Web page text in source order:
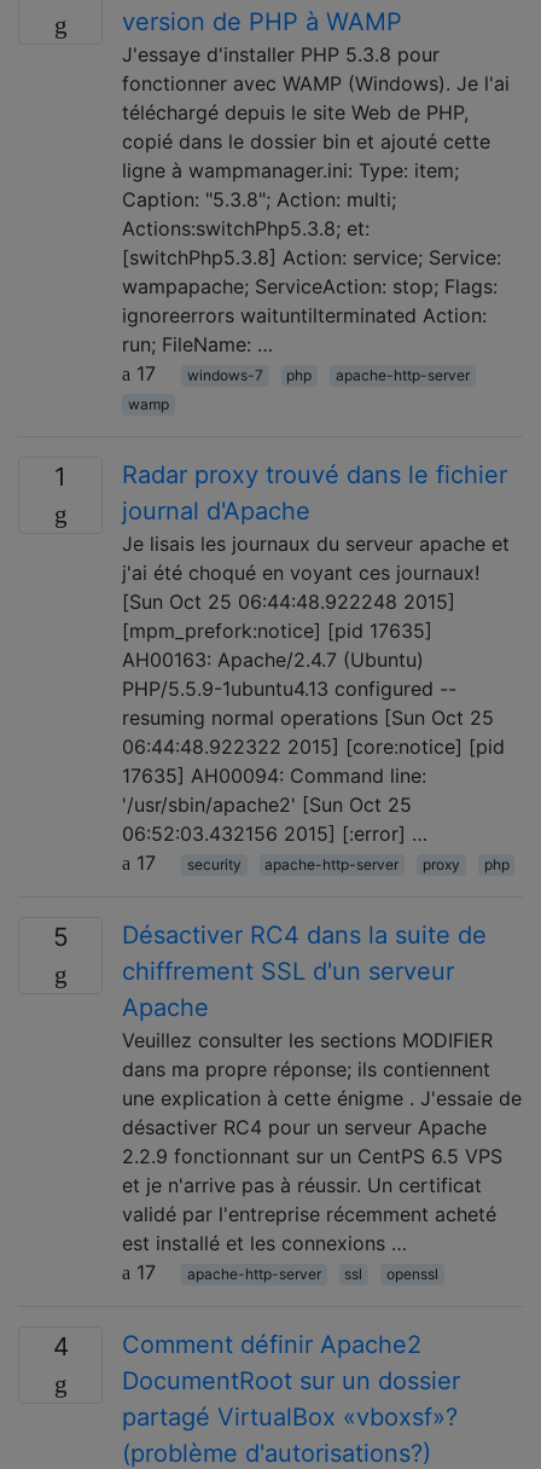
version de PHP à WAMP
J'essaye d'installer PHP 5.3.8 pour
fonctionner avec WAMP (Windows). Je l'ai
téléchargé depuis le site Web de PHP,
copié dans le dossier bin et ajouté cette
ligne à wampmanager.ini: Type: item;
Caption: "5.3.8"; Action: multi;
Actions:switchPhp5.3.8; et:
[switchPhp5.3.8] Action: service; Service:
wampapache; ServiceAction: stop; Flags:
ignoreerrors waituntilterminated Action:
run; FileName: …
17
windows-7 php
apache-http-server
wamp
1
Radar proxy trouvé dans le fichier
journal d'Apache
Je lisais les journaux du serveur apache et
j'ai été choqué en voyant ces journaux!
[Sun Oct 25 06:44:48.922248 2015]
[mpm_prefork:notice] [pid 17635]
AH00163: Apache/2.4.7 (Ubuntu)
PHP/5.5.9-1ubuntu4.13 configured --
resuming normal operations [Sun Oct 25
06:44:48.922322 2015] [core:notice] [pid
17635] AH00094: Command line:
'/usr/sbin/apache2' [Sun Oct 25
06:52:03.432156 2015] [:error] …
17
security apache-http-server proxy php
5
Désactiver RC4 dans la suite de
chiffrement SSL d'un serveur
Apache
Veuillez consulter les sections MODIFIER
dans ma propre réponse; ils contiennent
une explication à cette énigme . J'essaie de
désactiver RC4 pour un serveur Apache
2.2.9 fonctionnant sur un CentPS 6.5 VPS
et je n'arrive pas à réussir. Un certificat
validé par l'entreprise récemment acheté
est installé et les connexions …
17
apache-http-server ssl openssl
4
Comment définir Apache2
DocumentRoot sur un dossier
partagé VirtualBox «vboxsf»?
(problème d'autorisations?)